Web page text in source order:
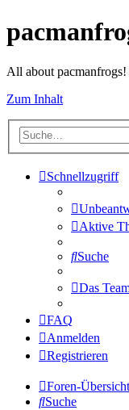
All about
Zum Inhalt
Schnellzugriff
Aktive
Suche
Das
FAQ
Anmelden
Registrieren
Foren-Übersicht
Suche